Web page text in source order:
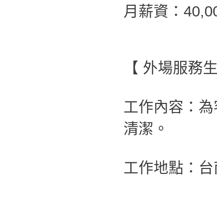
月薪資：
【 外場服務
工作內容：
清潔。
工作地點：